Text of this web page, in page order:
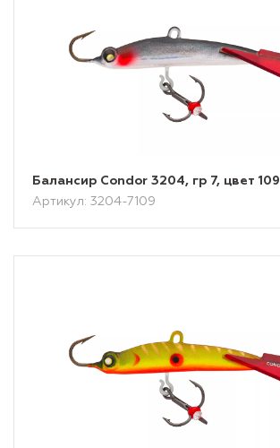
Балансир Condor 3204, гр 7, цвет 109
Артикул: 3204-7109